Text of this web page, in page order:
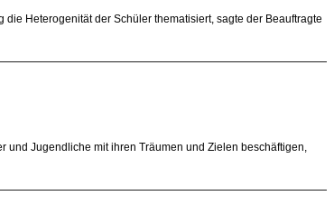
Heterogenität der Schüler thematisiert, sagte der Beauftragte
und Jugendliche mit ihren Träumen und Zielen beschäftigen,